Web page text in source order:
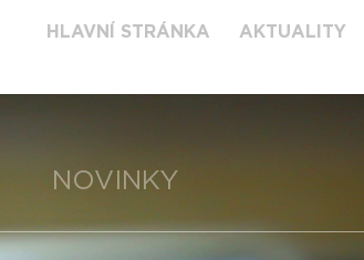
HLAVNÍ STRÁNKA AKTUALITY
NOVINKY